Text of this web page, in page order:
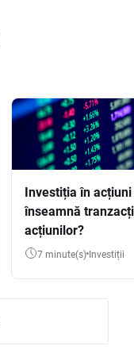
Investiția în
înseamnă
acțiunilor?
7 minute(s) Investiții